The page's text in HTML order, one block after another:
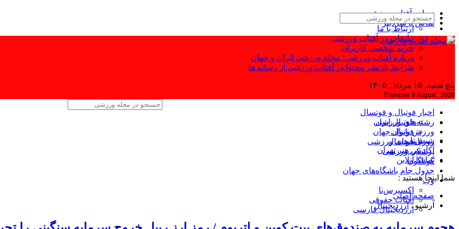
درباره آفتاب ورزشی
تماس با سردبیر
ارتباط با ما
تبلیغات در آفتاب ورزشی
حریم شخصی کاربران
درباره آفتاب ورزشی؛ مجله ورزشی ایران و جهان
شرایط بازنشر محتوا در آفتاب ورزشی از رسانه ها
پنج شنبه, ۱۵ مرداد , ۱۴۰۵
Thursday, 6 August , 2026
اخبار فوتبال و فوتسال
فوتبال ایران
فوتبال جهان
فوتسال
رشته‌های ورزشی
ورزش بانوان
روزنامه‌های ورزشی
پزشکی ورزشی
گوناگون
جدول جام باشگاه‌های جهان
وب
اکسپرس‌نا
آفتاب حقوقی
ارزدیجیتال فارسی
شیش‌تا
آکادمی هنر تهران
تماشا آنلاین
شما اینجا هستید :
صفحه اصلی
آرشیو :ارزدیجیتال